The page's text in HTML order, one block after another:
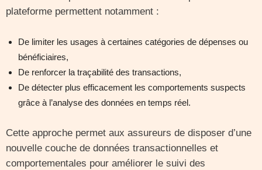
plateforme permettent notamment :
De limiter les usages à certaines catégories de dépenses ou
bénéficiaires,
De renforcer la traçabilité des transactions,
De détecter plus efficacement les comportements suspects
grâce à l’analyse des données en temps réel.
Cette approche permet aux assureurs de disposer d’une
nouvelle couche de données transactionnelles et
comportementales pour améliorer le suivi des